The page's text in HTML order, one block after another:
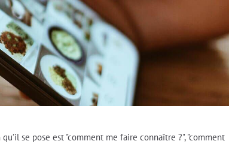
se pose est "comment me faire connaître ?", "comment